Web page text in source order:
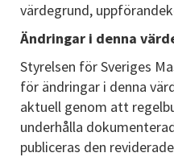
värdegrund,
Ändringar i denna
Styrelsen för Sveriges
för ändringar i denna
aktuell genom att
underhålla
publiceras den